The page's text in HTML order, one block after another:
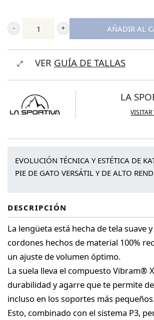
La
Sportiva
Katana
AÑADIR AL
VER GUÍA DE TALLAS
LA
VISITAR
EVOLUCIÓN TÉCNICA Y ESTÉTICA DE
PIE DE GATO VERSÁTIL Y DE ALTO
DESCRIPCIÓN
La lengüeta está hecha de tela suave
cordones hechos de material 100%
un ajuste de volumen óptimo.
La suela lleva el compuesto Vibram®
durabilidad y agarre que te permite
incluso en los soportes más
Esto, combinado con el sistema P3,